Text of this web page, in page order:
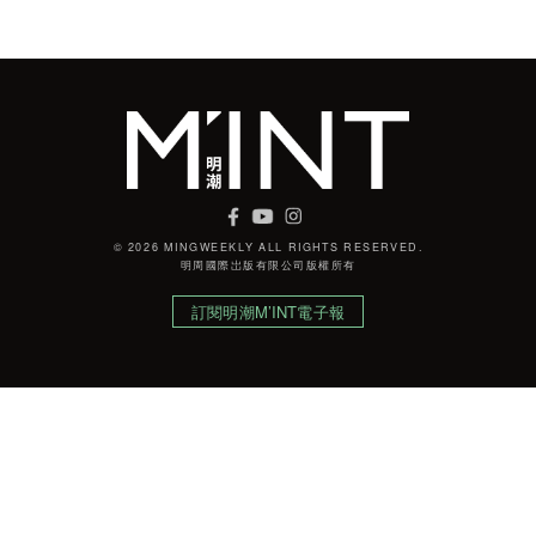
© 2026 MINGWEEKLY ALL RIGHTS RESERVED.
明周國際岀版有限公司版權所有
訂閱明潮M’INT電子報